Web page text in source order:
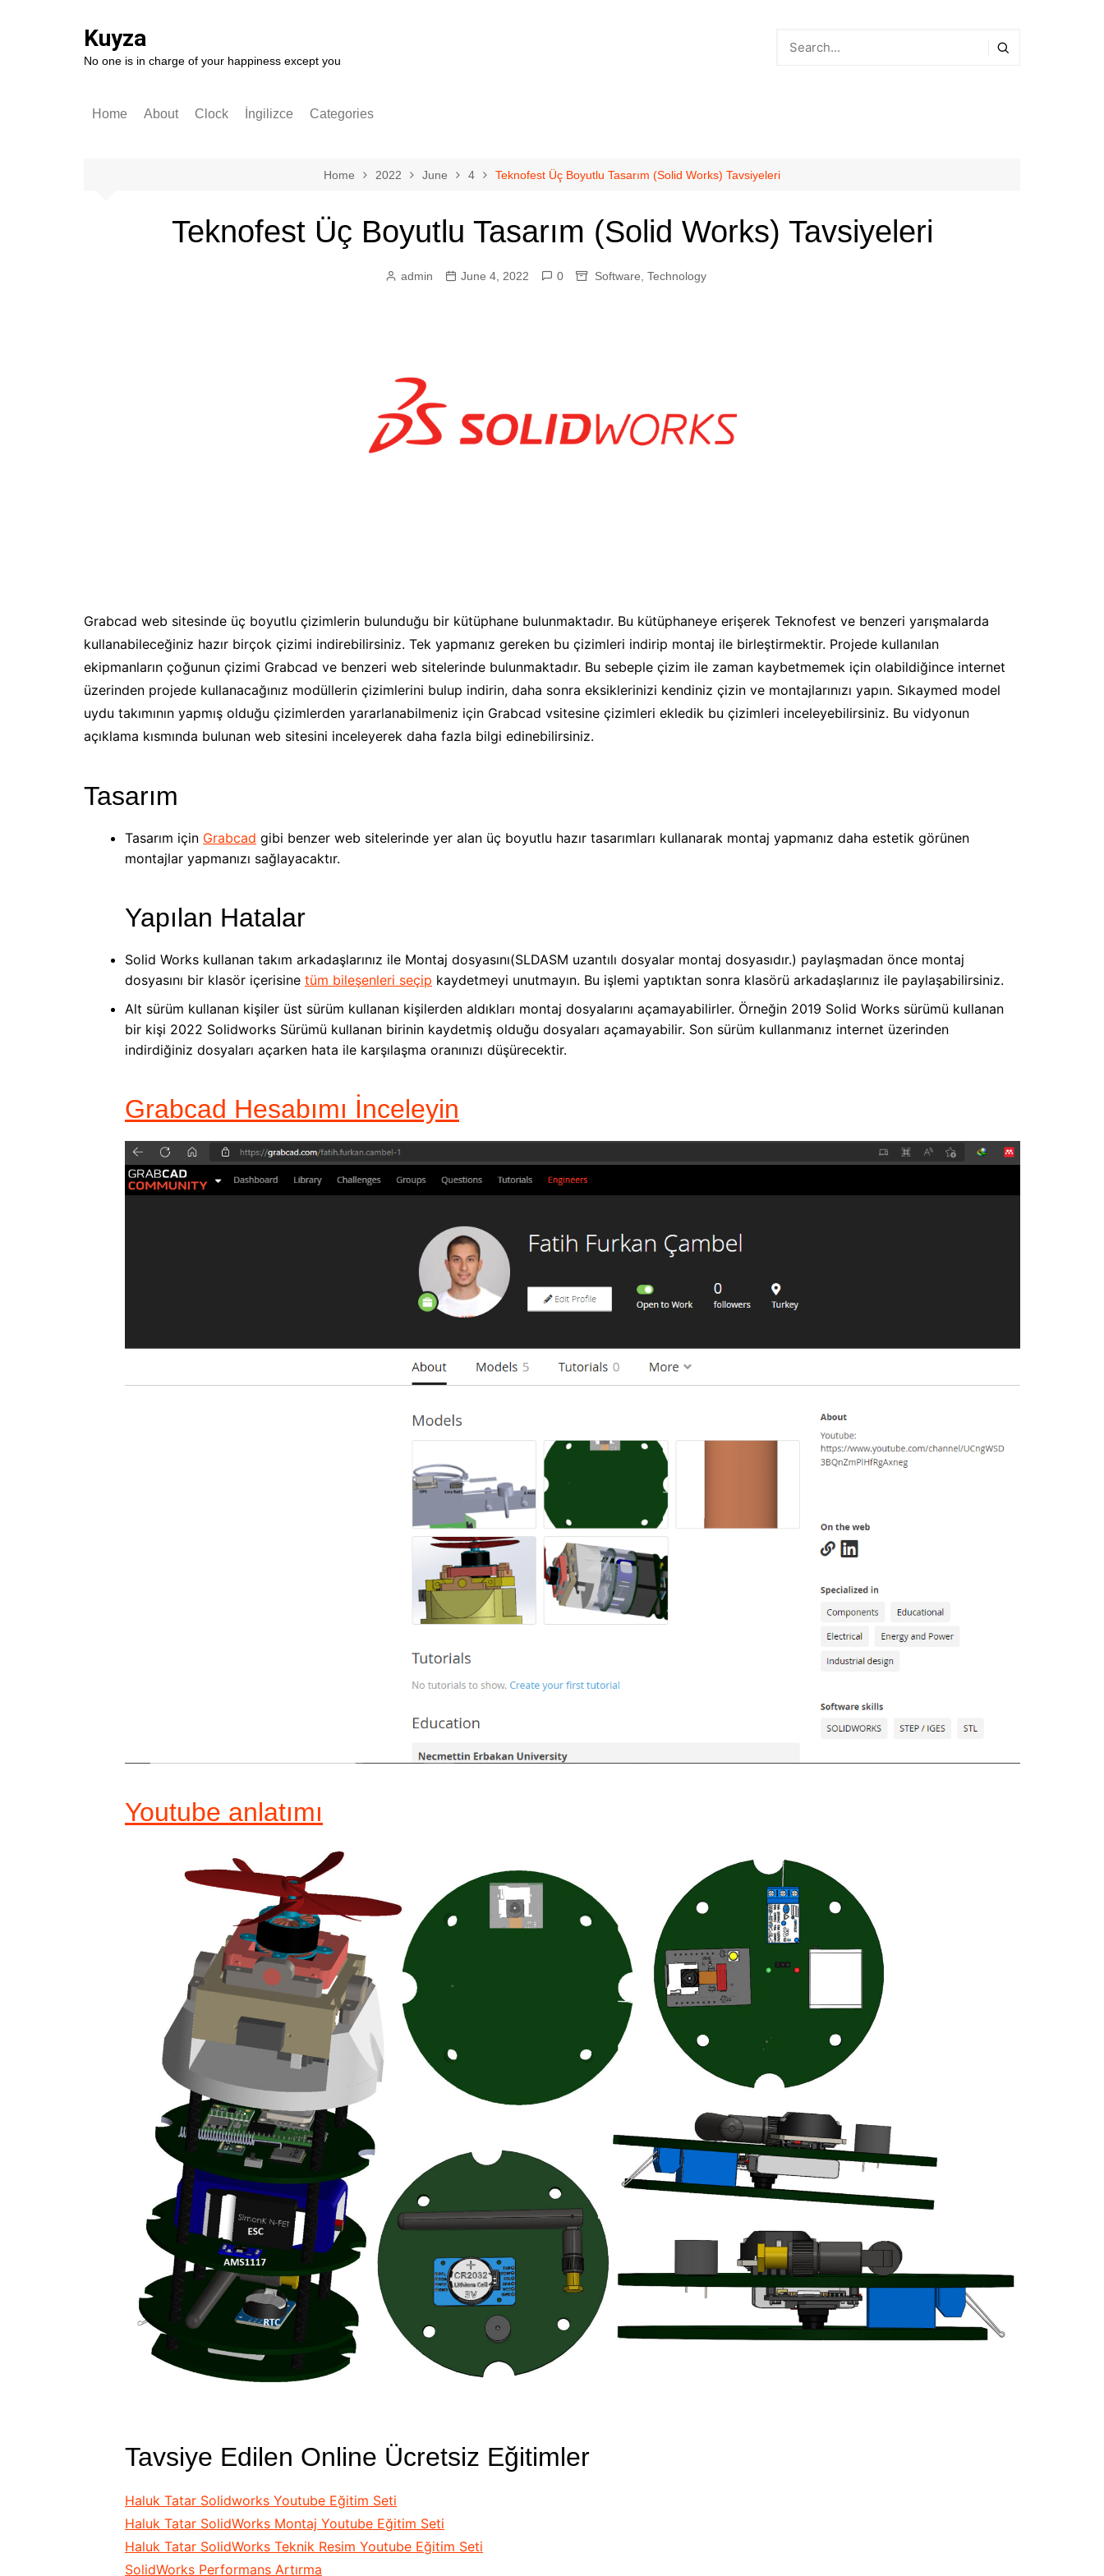
Kuyza
No one is in charge of your happiness except you
Home About Clock İngilizce Categories
German
Technology
Self-improvement
Home 2022 June 4 Teknofest Üç Boyutlu Tasarım (Solid Works) Tavsiyeleri
Teknofest Üç Boyutlu Tasarım (Solid Works) Tavsiyeleri
admin June 4, 2022 0 Software Technology
Grabcad web sitesinde üç boyutlu çizimlerin bulunduğu bir kütüphane bulunmaktadır. Bu kütüphaneye erişerek Teknofest ve benzeri yarışmalarda
kullanabileceğiniz hazır birçok çizimi indirebilirsiniz. Tek yapmanız gereken bu çizimleri indirip montaj ile birleştirmektir. Projede kullanılan
ekipmanların çoğunun çizimi Grabcad ve benzeri web sitelerinde bulunmaktadır. Bu sebeple çizim ile zaman kaybetmemek için olabildiğince internet
üzerinden projede kullanacağınız modüllerin çizimlerini bulup indirin, daha sonra eksiklerinizi kendiniz çizin ve montajlarınızı yapın. Sıkaymed model
uydu takımının yapmış olduğu çizimlerden yararlanabilmeniz için Grabcad vsitesine çizimleri ekledik bu çizimleri inceleyebilirsiniz. Bu vidyonun
açıklama kısmında bulunan web sitesini inceleyerek daha fazla bilgi edinebilirsiniz.
Tasarım
Tasarım için Grabcad gibi benzer web sitelerinde yer alan üç boyutlu hazır tasarımları kullanarak montaj yapmanız daha estetik görünen
montajlar yapmanızı sağlayacaktır.
Yapılan Hatalar
Solid Works kullanan takım arkadaşlarınız ile Montaj dosyasını(SLDASM uzantılı dosyalar montaj dosyasıdır.) paylaşmadan önce montaj
dosyasını bir klasör içerisine tüm bileşenleri seçip kaydetmeyi unutmayın. Bu işlemi yaptıktan sonra klasörü arkadaşlarınız ile paylaşabilirsiniz.
Alt sürüm kullanan kişiler üst sürüm kullanan kişilerden aldıkları montaj dosyalarını açamayabilirler. Örneğin 2019 Solid Works sürümü kullanan
bir kişi 2022 Solidworks Sürümü kullanan birinin kaydetmiş olduğu dosyaları açamayabilir. Son sürüm kullanmanız internet üzerinden
indirdiğiniz dosyaları açarken hata ile karşılaşma oranınızı düşürecektir.
Grabcad Hesabımı İnceleyin
Youtube anlatımı
Tavsiye Edilen Online Ücretsiz Eğitimler
Haluk Tatar Solidworks Youtube Eğitim Seti
Haluk Tatar SolidWorks Montaj Youtube Eğitim Seti
Haluk Tatar SolidWorks Teknik Resim Youtube Eğitim Seti
SolidWorks Performans Artırma